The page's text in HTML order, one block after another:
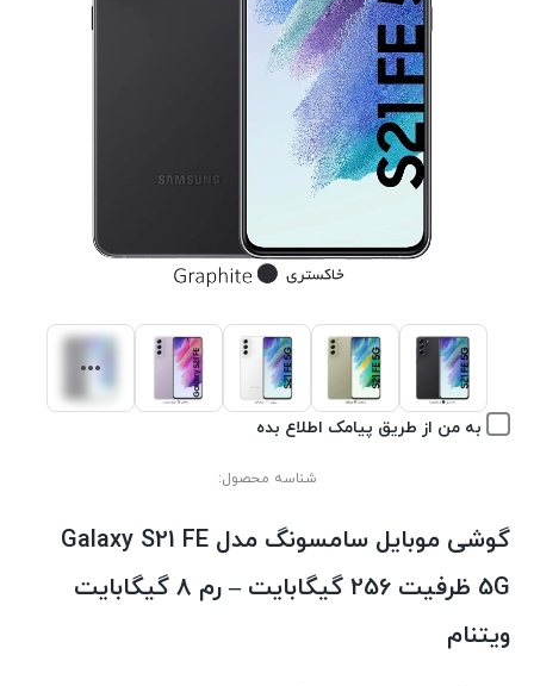
به من از طریق پیامک اطلاع بده
شناسه محصول:
گوشی موبايل سامسونگ مدل Galaxy S21 FE
5G ظرفیت 256 گیگابایت – رم 8 گیگابایت
ویتنام